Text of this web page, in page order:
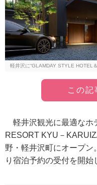
軽井沢に“GLAMDAY STYLE HOTEL
この記
軽井沢観光に最適なホ
RESORT KYU－
野・軽井沢町にオープン
り宿泊予約の受付を開始